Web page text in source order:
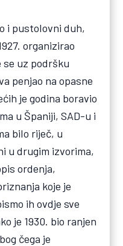
i pustolovni duh,
organizirao
se uz podršku
penjao na opasne
je godina boravio
u Španiji, SAD-u i
bilo riječ, u
u drugim izvorima,
ordenja,
koje je
ih ovdje sve
je 1930. bio ranjen
čega je